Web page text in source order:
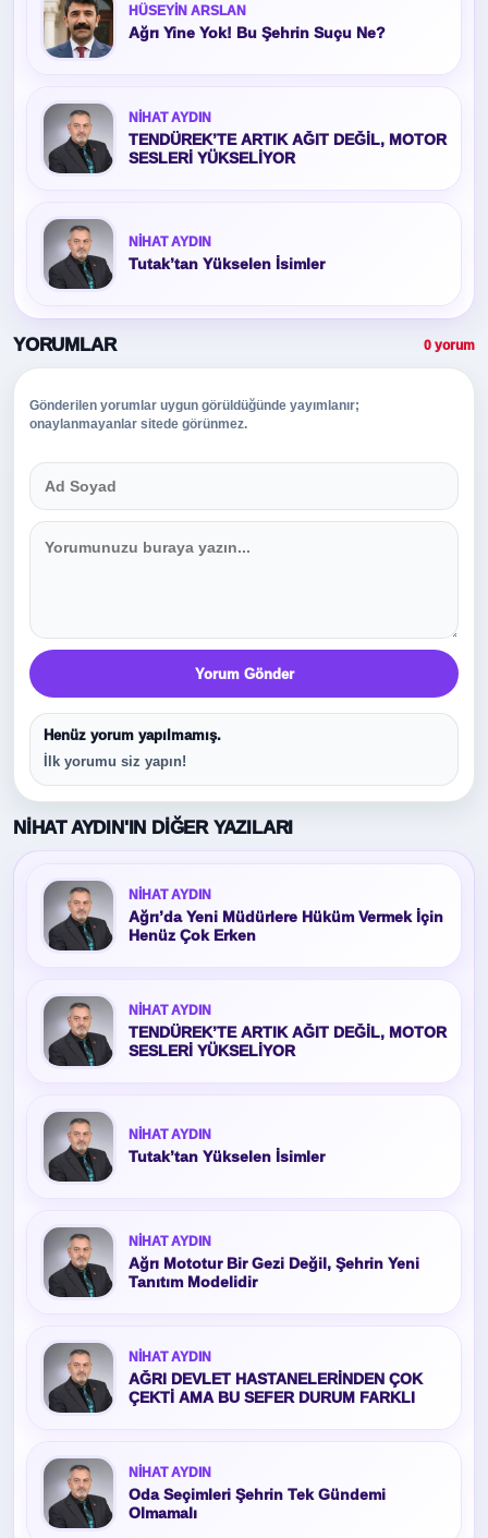
HÜSEYIN ARSLAN
Ağrı Yine Yok! Bu Şehrin Suçu Ne?
NIHAT AYDIN
TENDÜREK’TE ARTIK AĞIT DEĞİL, MOTOR
SESLERİ YÜKSELİYOR
NIHAT AYDIN
Tutak’tan Yükselen İsimler
YORUMLAR 0 yorum
Gönderilen yorumlar uygun görüldüğünde yayımlanır;
onaylanmayanlar sitede görünmez.
Yorum Gönder
Henüz yorum yapılmamış.
İlk yorumu siz yapın!
NIHAT AYDIN'IN DIĞER YAZILARI
NIHAT AYDIN
Ağrı’da Yeni Müdürlere Hüküm Vermek İçin
Henüz Çok Erken
NIHAT AYDIN
TENDÜREK’TE ARTIK AĞIT DEĞİL, MOTOR
SESLERİ YÜKSELİYOR
NIHAT AYDIN
Tutak’tan Yükselen İsimler
NIHAT AYDIN
Ağrı Mototur Bir Gezi Değil, Şehrin Yeni
Tanıtım Modelidir
NIHAT AYDIN
AĞRI DEVLET HASTANELERİNDEN ÇOK
ÇEKTİ AMA BU SEFER DURUM FARKLI
NIHAT AYDIN
Oda Seçimleri Şehrin Tek Gündemi
Olmamalı